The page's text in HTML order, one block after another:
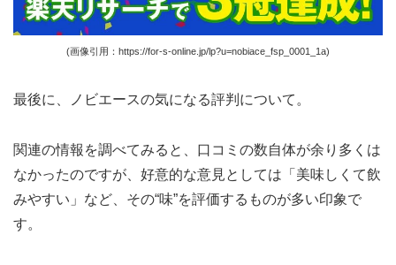
(画像引用：https://for-s-online.jp/lp?u=nobiace_fsp_0001_1a)
最後に、ノビエースの気になる評判について。
関連の情報を調べてみると、口コミの数自体が余り多くは
なかったのですが、好意的な意見としては「美味しくて飲
みやすい」など、その“味”を評価するものが多い印象で
す。